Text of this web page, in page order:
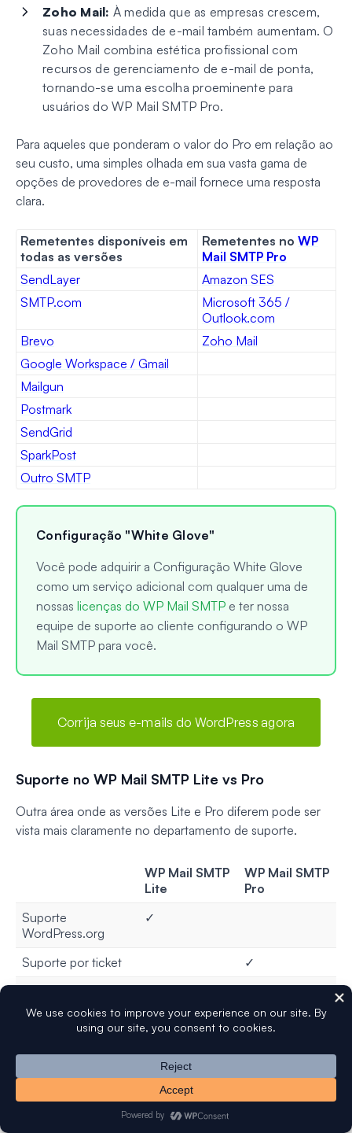
Zoho Mail: À medida que as empresas crescem,
suas necessidades de e-mail também aumentam. O
Zoho Mail combina estética profissional com
recursos de gerenciamento de e-mail de ponta,
tornando-se uma escolha proeminente para
usuários do WP Mail SMTP Pro.
Para aqueles que ponderam o valor do Pro em relação ao
seu custo, uma simples olhada em sua vasta gama de
opções de provedores de e-mail fornece uma resposta
clara.
Remetentes disponíveis em
todas as versões
Remetentes no WP
Mail SMTP Pro
SendLayer
Amazon SES
SMTP.com
Microsoft 365 /
Outlook.com
Brevo
Zoho Mail
Google Workspace / Gmail
Mailgun
Postmark
SendGrid
SparkPost
Outro SMTP
Configuração "White Glove"
Você pode adquirir a Configuração White Glove
como um serviço adicional com qualquer uma de
nossas licenças do WP Mail SMTP e ter nossa
equipe de suporte ao cliente configurando o WP
Mail SMTP para você.
Corrija seus e-mails do WordPress agora
Suporte no WP Mail SMTP Lite vs Pro
Outra área onde as versões Lite e Pro diferem pode ser
vista mais claramente no departamento de suporte.
WP Mail SMTP
Lite
WP Mail SMTP
Pro
Suporte
WordPress.org
✓
Suporte por ticket
✓
resposta
plugin WP Mail SMTP Lite através do fórum
WordPress.org.
No entanto, se você atualizar para o Pro, poderá obter